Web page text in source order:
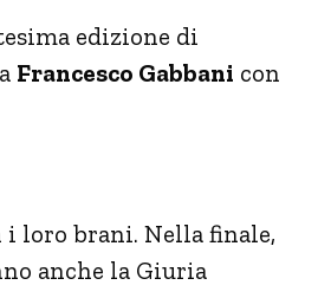
edizione di
Francesco Gabbani con
loro brani. Nella finale,
anche la Giuria